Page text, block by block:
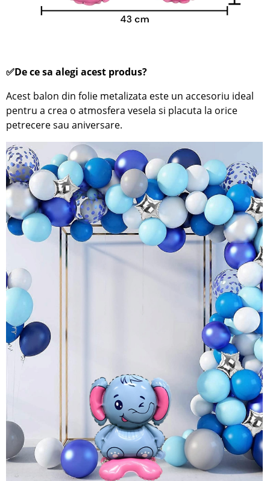
✅De ce sa alegi acest produs?
Acest balon din folie metalizata este un accesoriu ideal
pentru a crea o atmosfera vesela si placuta la orice
petrecere sau aniversare.